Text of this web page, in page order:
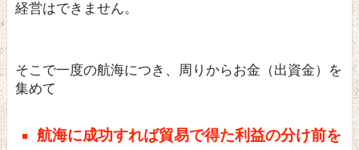
経営はできません。
そこで一度の航海につき、周りからお金（出資金）を
集めて
航海に成功すれば貿易で得た利益の分け前を